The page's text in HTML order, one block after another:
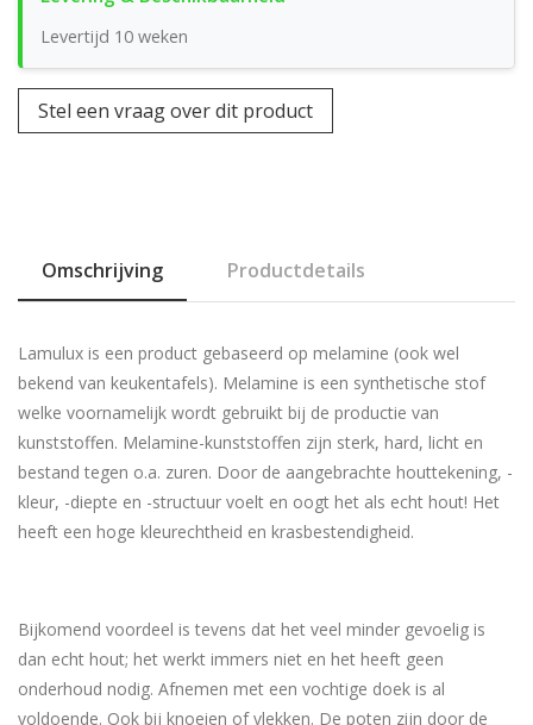
Levertijd 10 weken
Stel een vraag over dit product
Omschrijving Productdetails
Lamulux is een product gebaseerd op melamine (ook wel
bekend van keukentafels). Melamine is een synthetische stof
welke voornamelijk wordt gebruikt bij de productie van
kunststoffen. Melamine-kunststoffen zijn sterk, hard, licht en
bestand tegen o.a. zuren. Door de aangebrachte houttekening, -
kleur, -diepte en -structuur voelt en oogt het als echt hout! Het
heeft een hoge kleurechtheid en krasbestendigheid.
Bijkomend voordeel is tevens dat het veel minder gevoelig is
dan echt hout; het werkt immers niet en het heeft geen
onderhoud nodig. Afnemen met een vochtige doek is al
voldoende. Ook bij knoeien of vlekken. De poten zijn door de